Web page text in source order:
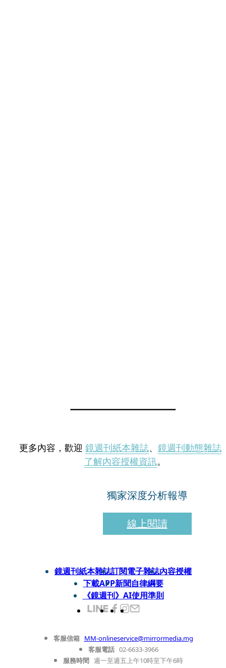
更多內容，歡迎 鏡週刊紙本雜誌、 鏡週刊動態雜誌
了解內容授權資訊。
獨家深度分析報導
線上閱讀
鏡週刊紙本雜誌訂閱電子雜誌內容授權
下載APP新聞自律綱要
《鏡週刊》AI使用準則
客服信箱 MM-onlineservice@mirrormedia.mg
客服電話 02-6633-3966
服務時間 週一至週五上午10時至下午6時